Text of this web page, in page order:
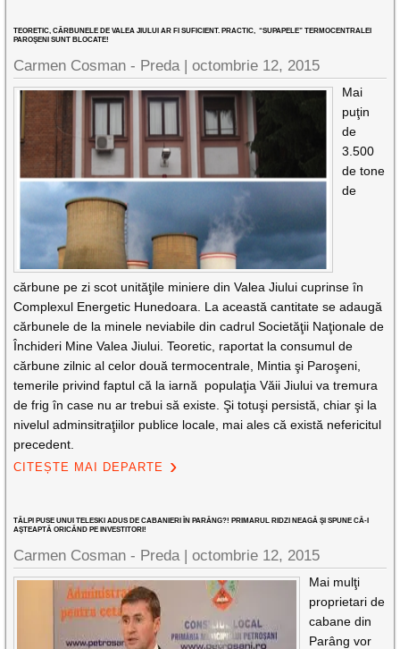
TEORETIC, CĂRBUNELE DE VALEA JIULUI AR FI SUFICIENT. PRACTIC, “SUPAPELE” TERMOCENTRALEI
PAROŞENI SUNT BLOCATE!
Carmen Cosman - Preda |octombrie 12, 2015
Mai
puţin
de
3.500
de tone
de
cărbune pe zi scot unităţile miniere din Valea Jiului cuprinse în
Complexul Energetic Hunedoara. La această cantitate se adaugă
cărbunele de la minele neviabile din cadrul Societăţii Naţionale de
Închideri Mine Valea Jiului. Teoretic, raportat la consumul de
cărbune zilnic al celor două termocentrale, Mintia şi Paroşeni,
temerile privind faptul că la iarnă populaţia Văii Jiului va tremura
de frig în case nu ar trebui să existe. Şi totuşi persistă, chiar şi la
nivelul adminsitraţiilor publice locale, mai ales că există nefericitul
precedent.
CITEȘTE MAI DEPARTE
TĂLPI PUSE UNUI TELESKI ADUS DE CABANIERI ÎN PARÂNG?! PRIMARUL RIDZI NEAGĂ ŞI SPUNE CĂ-I
AŞTEAPTĂ ORICÂND PE INVESTITORI!
Carmen Cosman - Preda |octombrie 12, 2015
Mai mulţi
proprietari de
cabane din
Parâng vor